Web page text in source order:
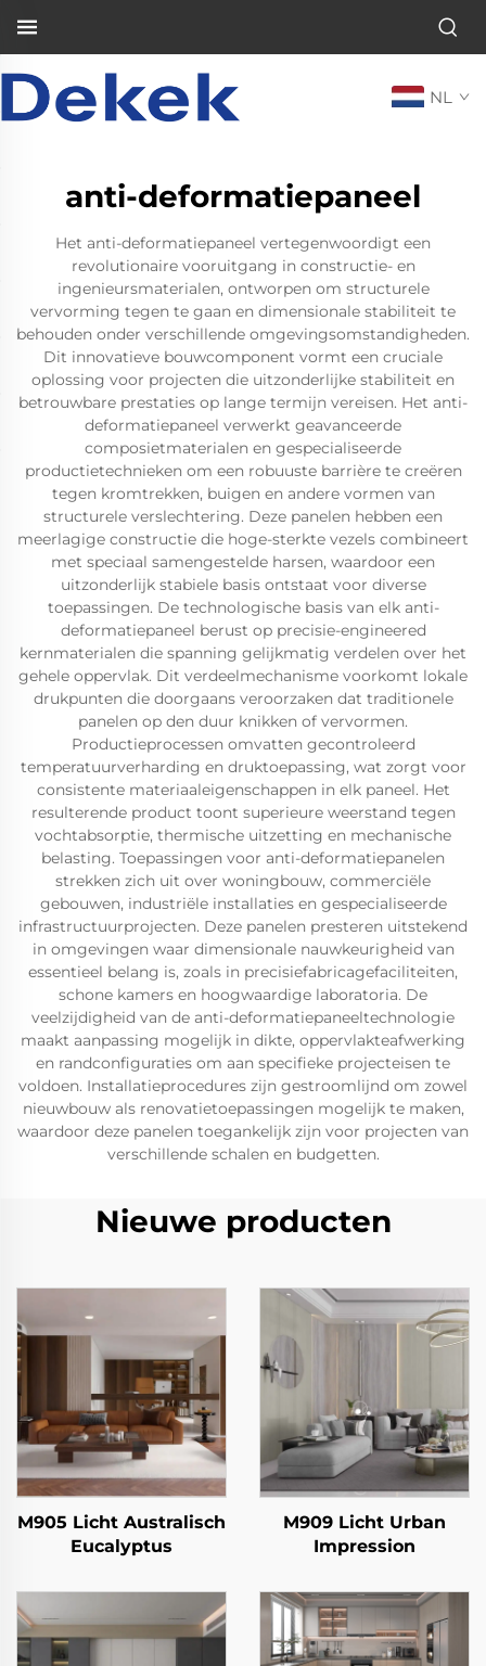
NL
anti-deformatiepaneel
Het anti-deformatiepaneel vertegenwoordigt een
revolutionaire vooruitgang in constructie- en
ingenieursmaterialen, ontworpen om structurele
vervorming tegen te gaan en dimensionale stabiliteit te
behouden onder verschillende omgevingsomstandigheden.
Dit innovatieve bouwcomponent vormt een cruciale
oplossing voor projecten die uitzonderlijke stabiliteit en
betrouwbare prestaties op lange termijn vereisen. Het anti-
deformatiepaneel verwerkt geavanceerde
composietmaterialen en gespecialiseerde
productietechnieken om een robuuste barrière te creëren
tegen kromtrekken, buigen en andere vormen van
structurele verslechtering. Deze panelen hebben een
meerlagige constructie die hoge-sterkte vezels combineert
met speciaal samengestelde harsen, waardoor een
uitzonderlijk stabiele basis ontstaat voor diverse
toepassingen. De technologische basis van elk anti-
deformatiepaneel berust op precisie-engineered
kernmaterialen die spanning gelijkmatig verdelen over het
gehele oppervlak. Dit verdeelmechanisme voorkomt lokale
drukpunten die doorgaans veroorzaken dat traditionele
panelen op den duur knikken of vervormen.
Productieprocessen omvatten gecontroleerd
temperatuurverharding en druktoepassing, wat zorgt voor
consistente materiaaleigenschappen in elk paneel. Het
resulterende product toont superieure weerstand tegen
vochtabsorptie, thermische uitzetting en mechanische
belasting. Toepassingen voor anti-deformatiepanelen
strekken zich uit over woningbouw, commerciële
gebouwen, industriële installaties en gespecialiseerde
infrastructuurprojecten. Deze panelen presteren uitstekend
in omgevingen waar dimensionale nauwkeurigheid van
essentieel belang is, zoals in precisiefabricagefaciliteiten,
schone kamers en hoogwaardige laboratoria. De
veelzijdigheid van de anti-deformatiepaneeltechnologie
maakt aanpassing mogelijk in dikte, oppervlakteafwerking
en randconfiguraties om aan specifieke projecteisen te
voldoen. Installatieprocedures zijn gestroomlijnd om zowel
nieuwbouw als renovatietoepassingen mogelijk te maken,
waardoor deze panelen toegankelijk zijn voor projecten van
verschillende schalen en budgetten.
Nieuwe producten
M905 Licht Australisch
Eucalyptus
M909 Licht Urban
Impression